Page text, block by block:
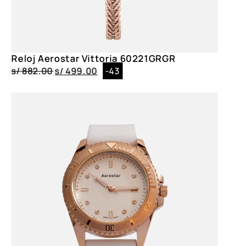
Acero Inoxidable|Circular|3.8 cm
Género
Dama
Reloj Aerostar Vittoria 60221GRGR
s/882.00s/ 499.00 -43